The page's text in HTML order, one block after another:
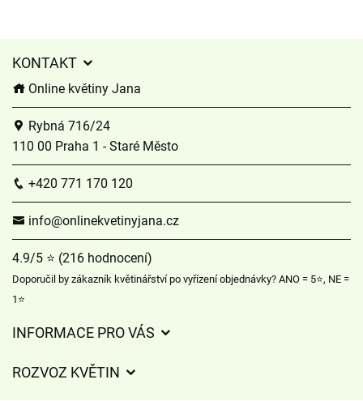
KONTAKT
Online květiny Jana
Rybná 716/24
110 00 Praha 1 - Staré Město
+420 771 170 120
info@onlinekvetinyjana.cz
4.9/5 ⭐ (216 hodnocení)
Doporučil by zákazník květinářství po vyřízení objednávky? ANO = 5⭐, NE =
1⭐
INFORMACE PRO VÁS
ROZVOZ KVĚTIN